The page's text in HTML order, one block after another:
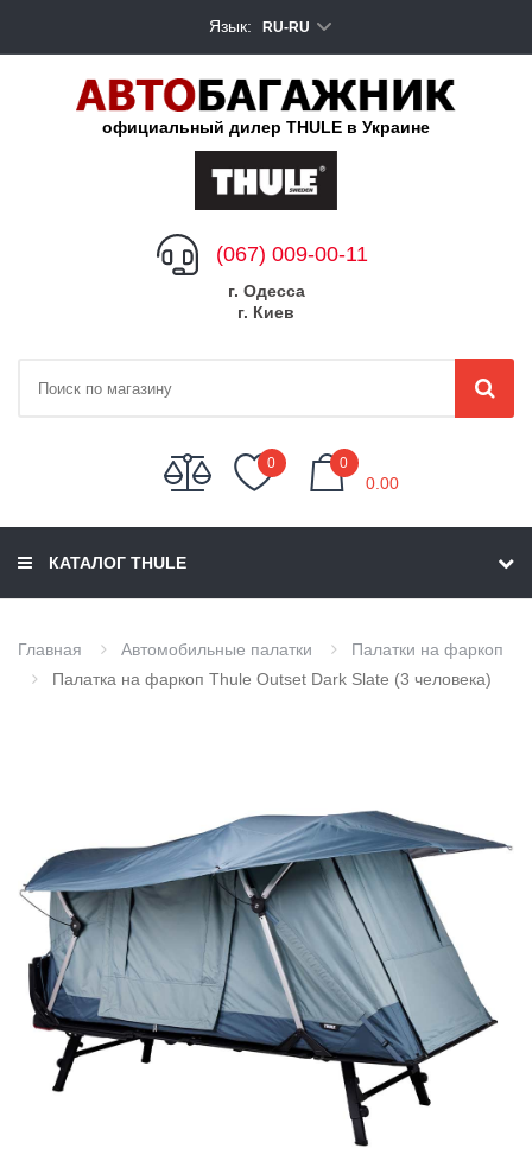
Язык: RU-RU
официальный дилер THULE в Украине
(067) 009-00-11
г. Одесса
г. Киев
0 0
0.00
КАТАЛОГ THULE
Главная Автомобильные палатки
Палатки на фаркоп
Палатка на фаркоп Thule Outset Dark Slate (3 человека)